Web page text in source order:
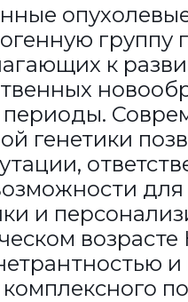
группу
к
периоды.
генетики
и
комплексного